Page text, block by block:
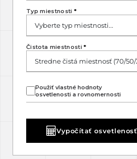
Typ miestnosti *
Použiť vlastné hodnoty
osvetlenosti a rovnomernosti
Čistota miestnosti*
Vypočítať osvetlenosť